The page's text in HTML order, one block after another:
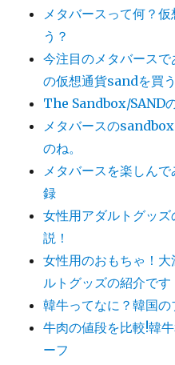
メタバースって何？
う？
今注目のメタバース
の仮想通貨sandを買
The Sandbox/SAND
メタバースの
のね。
メタバースを楽しん
録
女性用アダルトグッ
説！
女性用のおもちゃ！
ルトグッズの紹介です
韓牛ってなに？韓国
牛肉の値段を比較!韓
ーフ